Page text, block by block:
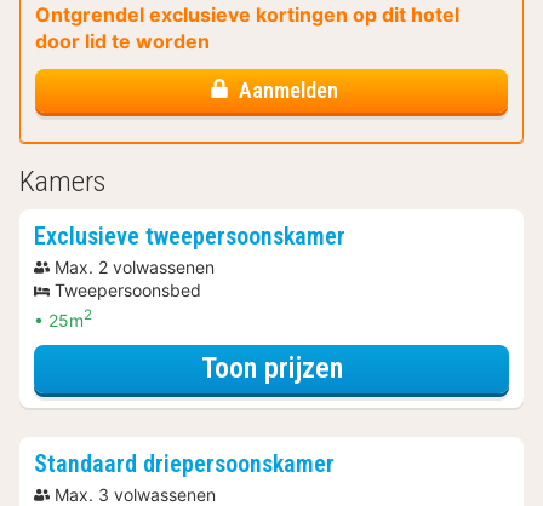
Ontgrendel exclusieve kortingen op dit hotel
door lid te worden
Aanmelden
Kamers
Exclusieve tweepersoonskamer
Max. 2 volwassenen
Tweepersoonsbed
25m2
Toon prijzenvoor Exclusieve
Standaard driepersoonskamer
Max. 3 volwassenen